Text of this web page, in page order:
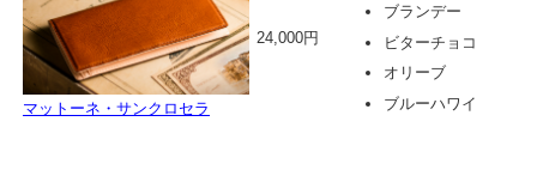
マットーネ・サンクロセラ
24,000円
ブランデー
ビターチョコ
オリーブ
ブルーハワイ